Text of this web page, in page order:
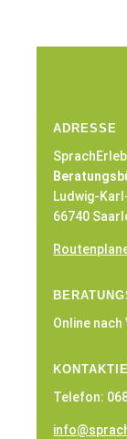
ADRESSE
Ludwig-
66740
Online
Telefon: